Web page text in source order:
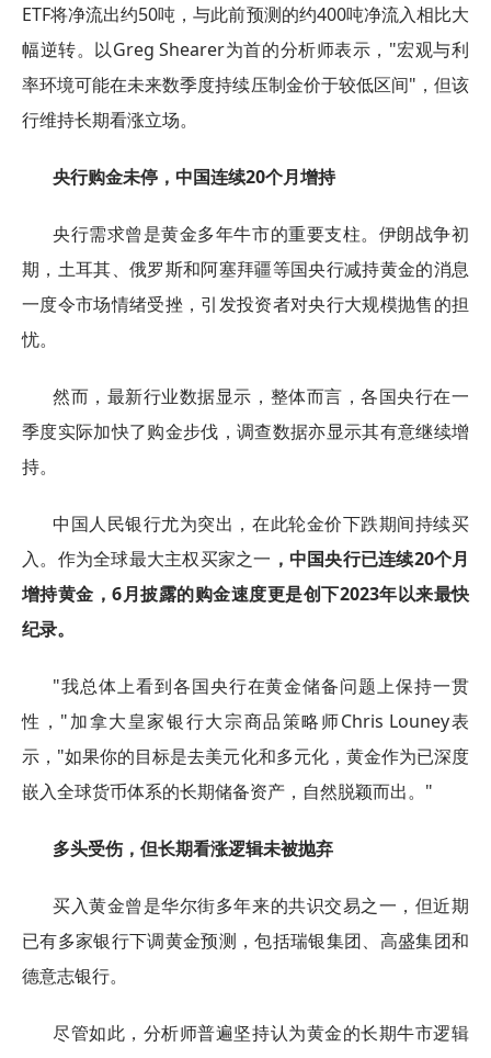
ETF将净流出约50吨，与此前预测的约400吨净流入相比大
幅逆转。以Greg Shearer为首的分析师表示，"宏观与利
率环境可能在未来数季度持续压制金价于较低区间"，但该
行维持长期看涨立场。
央行购金未停，中国连续20个月增持
央行需求曾是黄金多年牛市的重要支柱。伊朗战争初
期，土耳其、俄罗斯和阿塞拜疆等国央行减持黄金的消息
一度令市场情绪受挫，引发投资者对央行大规模抛售的担
忧。
然而，最新行业数据显示，整体而言，各国央行在一
季度实际加快了购金步伐，调查数据亦显示其有意继续增
持。
中国人民银行尤为突出，在此轮金价下跌期间持续买
入。作为全球最大主权买家之一 ，中国央行已连续20个月
增持黄金，6月披露的购金速度更是创下2023年以来最快
纪录。
"我总体上看到各国央行在黄金储备问题上保持一贯
性，"加拿大皇家银行大宗商品策略师Chris Louney表
示，"如果你的目标是去美元化和多元化，黄金作为已深度
嵌入全球货币体系的长期储备资产，自然脱颖而出。"
多头受伤，但长期看涨逻辑未被抛弃
买入黄金曾是华尔街多年来的共识交易之一，但近期
已有多家银行下调黄金预测，包括瑞银集团、高盛集团和
德意志银行。
尽管如此，分析师普遍坚持认为黄金的长期牛市逻辑